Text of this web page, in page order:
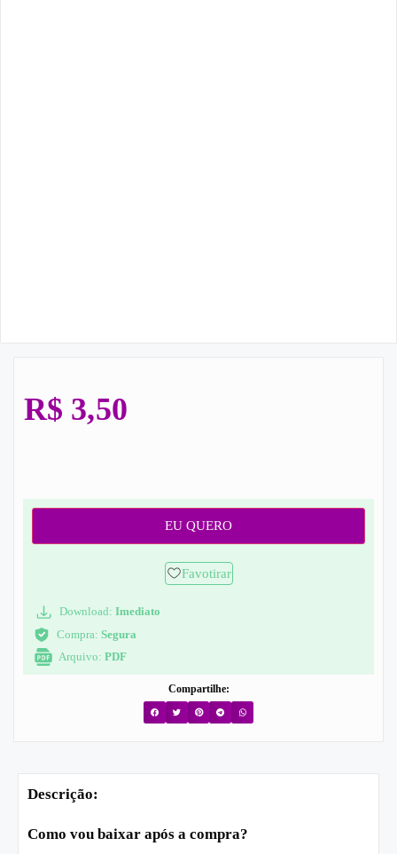
R$ 3,50
EU QUERO
Favotirar
Download: Imediato
Compra: Segura
Arquivo: PDF
Compartilhe:
Descrição:
Como vou baixar após a compra?